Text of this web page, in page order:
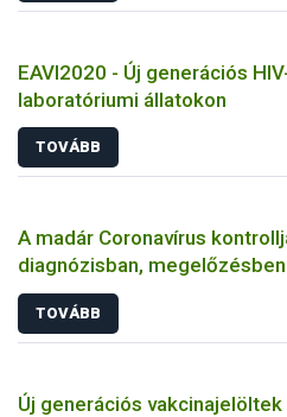
EAVI2020 - Új generációs
laboratóriumi állatokon
TOVÁBB
A madár Coronavírus
diagnózisban,
TOVÁBB
Új generációs